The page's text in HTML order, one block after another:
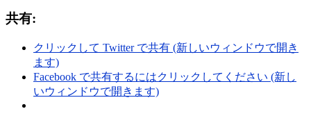
共有:
クリックして Twitter で共有 (新しいウィンドウで開き
ます)
Facebook で共有するにはクリックしてください (新し
いウィンドウで開きます)